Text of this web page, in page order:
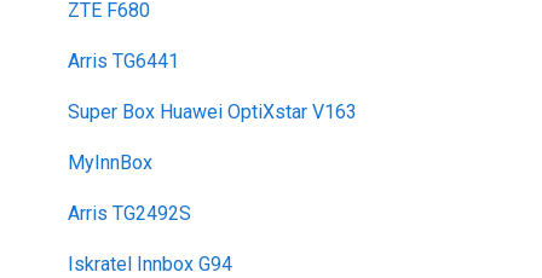
ZTE F680
Arris TG6441
Super Box Huawei OptiXstar V163
MyInnBox
Arris TG2492S
Iskratel Innbox G94